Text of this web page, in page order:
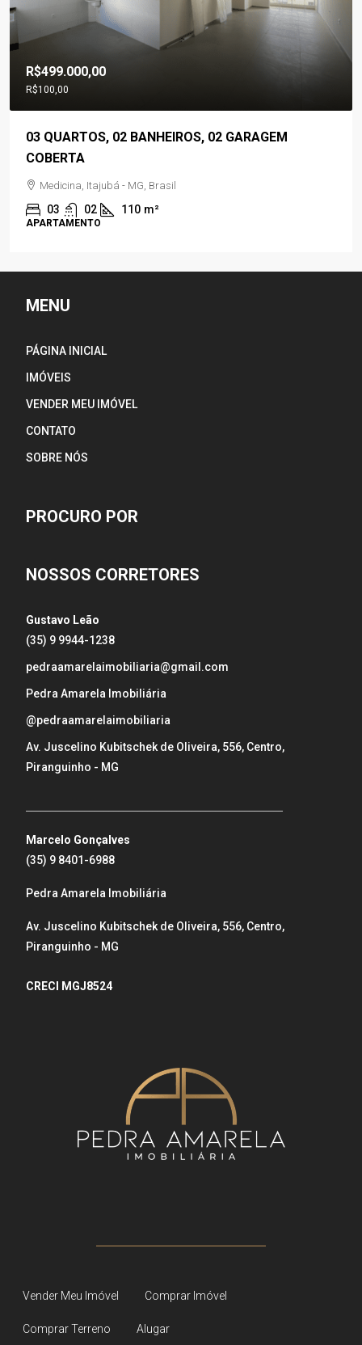
R$499.000,00
R$100,00
03 QUARTOS, 02 BANHEIROS, 02 GARAGEM
COBERTA
Medicina, Itajubá - MG, Brasil
03 02 110 m²
APARTAMENTO
MENU
PÁGINA INICIAL
IMÓVEIS
VENDER MEU IMÓVEL
CONTATO
SOBRE NÓS
PROCURO POR
NOSSOS CORRETORES
Gustavo Leão
(35) 9 9944-1238
pedraamarelaimobiliaria@gmail.com
Pedra Amarela Imobiliária
@pedraamarelaimobiliaria
Av. Juscelino Kubitschek de Oliveira, 556, Centro,
Piranguinho - MG
Marcelo Gonçalves
(35) 9 8401-6988
Pedra Amarela Imobiliária
Av. Juscelino Kubitschek de Oliveira, 556, Centro,
Piranguinho - MG
CRECI MGJ8524
Vender Meu Imóvel Comprar Imóvel
Comprar Terreno Alugar